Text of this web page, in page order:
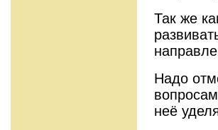
Так же
Надо
неё